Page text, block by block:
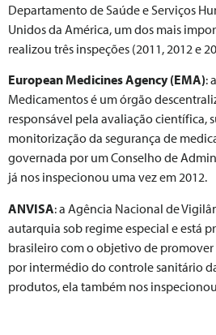
Departamento de Saúde e Serviços
Unidos da América, um dos mais
realizou três inspeções (2011, 2012 e
European Medicines Agency (EMA):
Medicamentos é um órgão
responsável pela avaliação científica,
monitorização da segurança de
governada por um Conselho de
já nos inspecionou uma vez em 2012.
ANVISA: a Agência Nacional de
autarquia sob regime especial e está
brasileiro com o objetivo de
por intermédio do controle sanitário
produtos, ela também nos